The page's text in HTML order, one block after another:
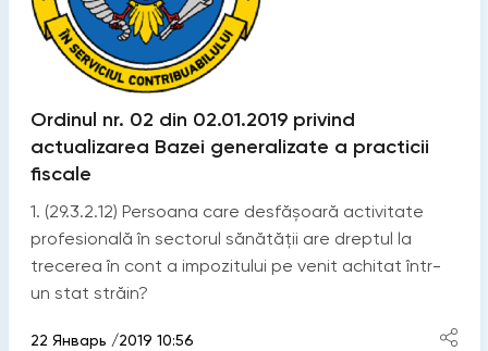
Ordinul nr. 02 din 02.01.2019 privind
actualizarea Bazei generalizate a practicii
fiscale
1. (29.3.2.12) Persoana care desfășoară activitate
profesională în sectorul sănătății are dreptul la
trecerea în cont a impozitului pe venit achitat într-
un stat străin?
22 Январь /2019 10:56